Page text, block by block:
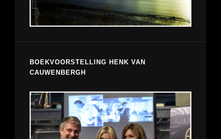
BOEKVOORSTELLING HENK VAN
CAUWENBERGH